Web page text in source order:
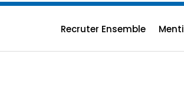
Recruter Ensemble